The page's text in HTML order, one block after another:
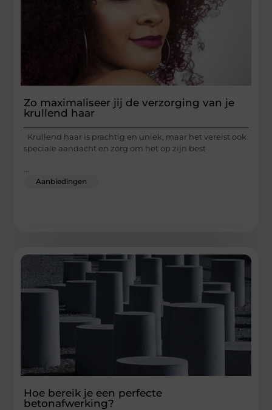
Zo maximaliseer jij de verzorging van je
krullend haar
Krullend haar is prachtig en uniek, maar het vereist ook
speciale aandacht en zorg om het op zijn best
Aanbiedingen
Hoe bereik je een perfecte
betonafwerking?